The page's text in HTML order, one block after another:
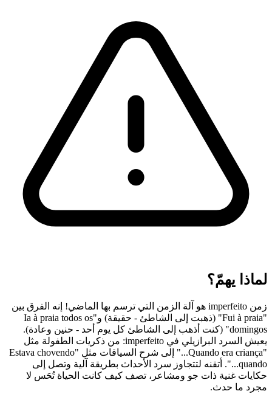
لماذا يهمّ؟
زمن imperfeito هو آلة الزمن التي ترسم بها الماضي! إنه الفرق بين
"Fui à praia" (ذهبت إلى الشاطئ - حقيقة) و"Ia à praia todos os
domingos" (كنت أذهب إلى الشاطئ كل يوم أحد - حنين وعادة).
يعيش السرد البرازيلي في imperfeito: من ذكريات الطفولة مثل
"Quando era criança..." إلى شرح السياقات مثل "Estava chovendo
quando...". أتقنه لتتجاوز سرد الأحداث بطريقة آلية وتصل إلى
حكايات غنية ذات جو ومشاعر، تصف كيف كانت الحياة تُحَس لا
مجرد ما حدث.